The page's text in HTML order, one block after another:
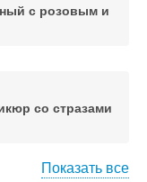
с розовым и
со стразами
Показать все